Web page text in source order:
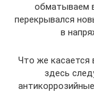
обматываем
перекрывался
в
Что же касается
здесь